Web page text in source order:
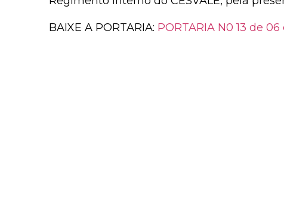
BAIXE A PORTARIA: PORTARIA N0 13 de